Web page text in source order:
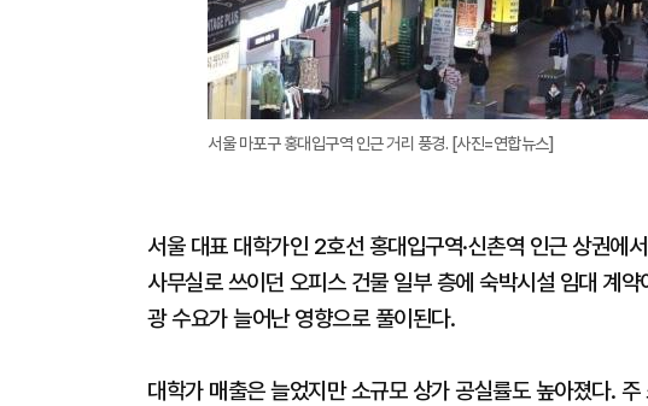
서울 마포구 홍대입구역 인근 거리 풍경. [사진=연합뉴스]
서울 대표 대학가인 2호선 홍대입구역·신촌역 인근 상권에
사무실로 쓰이던 오피스 건물 일부 층에 숙박시설 임대 계
광 수요가 늘어난 영향으로 풀이된다.
대학가 매출은 늘었지만 소규모 상가 공실률도 높아졌다.